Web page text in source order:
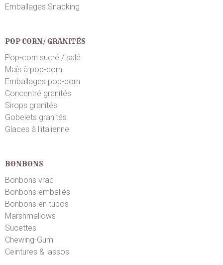
Emballages Snacking
POP CORN/ GRANITÉS
Pop-corn sucré / salé
Maïs à pop-corn
Emballages pop-corn
Concentré granités
Sirops granités
Gobelets granités
Glaces à l'italienne
BONBONS
Bonbons vrac
Bonbons emballés
Bonbons en tubos
Marshmallows
Sucettes
Chewing-Gum
Ceintures & lassos